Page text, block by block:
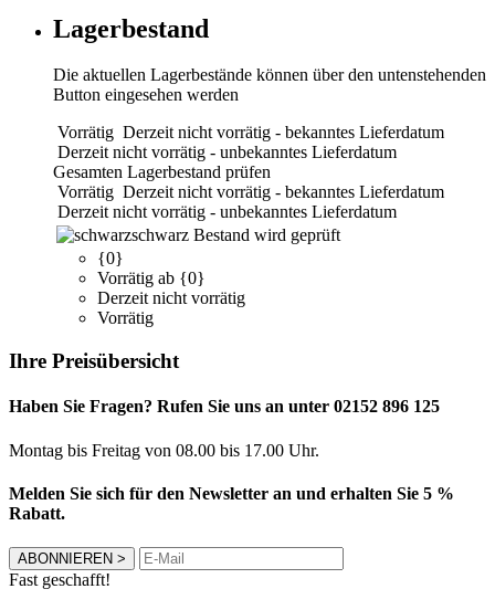
Lagerbestand
Die aktuellen Lagerbestände können über den untenstehenden
Button eingesehen werden
Vorrätig Derzeit nicht vorrätig - bekanntes Lieferdatum
Derzeit nicht vorrätig - unbekanntes Lieferdatum
Gesamten Lagerbestand prüfen
Vorrätig Derzeit nicht vorrätig - bekanntes Lieferdatum
Derzeit nicht vorrätig - unbekanntes Lieferdatum
schwarz Bestand wird geprüft
{0}
Vorrätig ab {0}
Derzeit nicht vorrätig
Vorrätig
Ihre Preisübersicht
Haben Sie Fragen? Rufen Sie uns an unter 02152 896 125
Montag bis Freitag von 08.00 bis 17.00 Uhr.
Melden Sie sich für den Newsletter an und erhalten Sie 5 %
Rabatt.
ABONNIEREN >
Fast geschafft!